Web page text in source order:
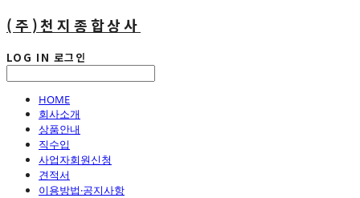
(주)천지종합상사
LOG IN 로그인
HOME
회사소개
상품안내
직수입
사업자회원신청
견적서
이용방법·공지사항